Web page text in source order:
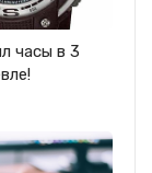
часы в 3